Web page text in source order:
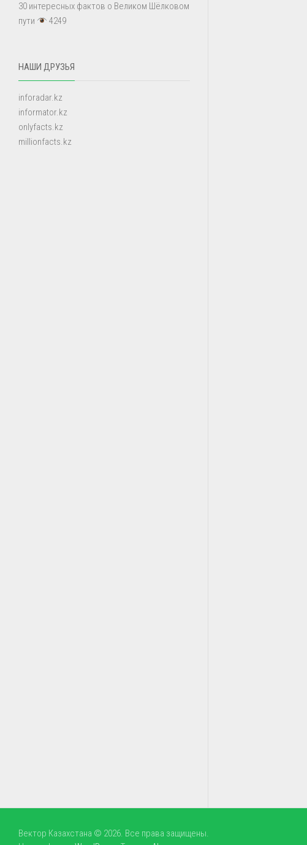
30 интересных фактов о Великом Шёлковом
пути
4249
НАШИ ДРУЗЬЯ
inforadar.kz
informator.kz
onlyfacts.kz
millionfacts.kz
Вектор Казахстана © 2026. Все права защищены.